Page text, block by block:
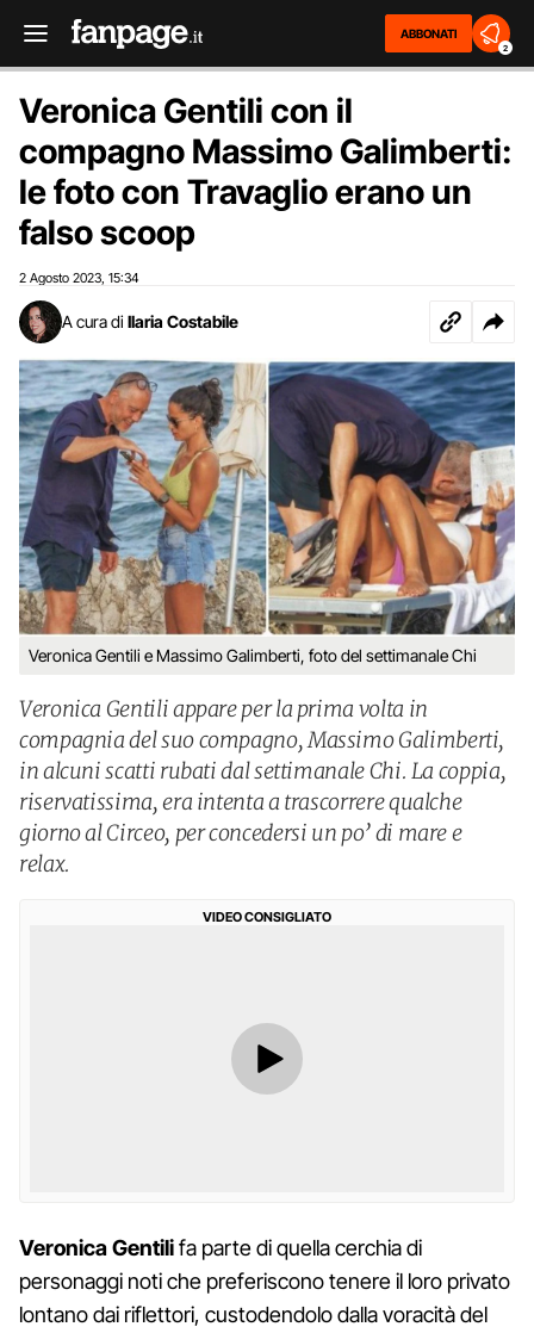
ABBONATI
2
Veronica Gentili con il
compagno Massimo Galimberti:
le foto con Travaglio erano un
falso scoop
2 Agosto 2023 15:34
A cura di Ilaria Costabile
Veronica Gentili e Massimo Galimberti, foto del settimanale Chi
Veronica Gentili appare per la prima volta in
compagnia del suo compagno, Massimo Galimberti,
in alcuni scatti rubati dal settimanale Chi. La coppia,
riservatissima, era intenta a trascorrere qualche
giorno al Circeo, per concedersi un po’ di mare e
relax.
VIDEO CONSIGLIATO
Veronica Gentilifa parte di quella cerchia di
personaggi noti che preferiscono tenere il loro privato
lontano dai riflettori, custodendolo dalla voracità del